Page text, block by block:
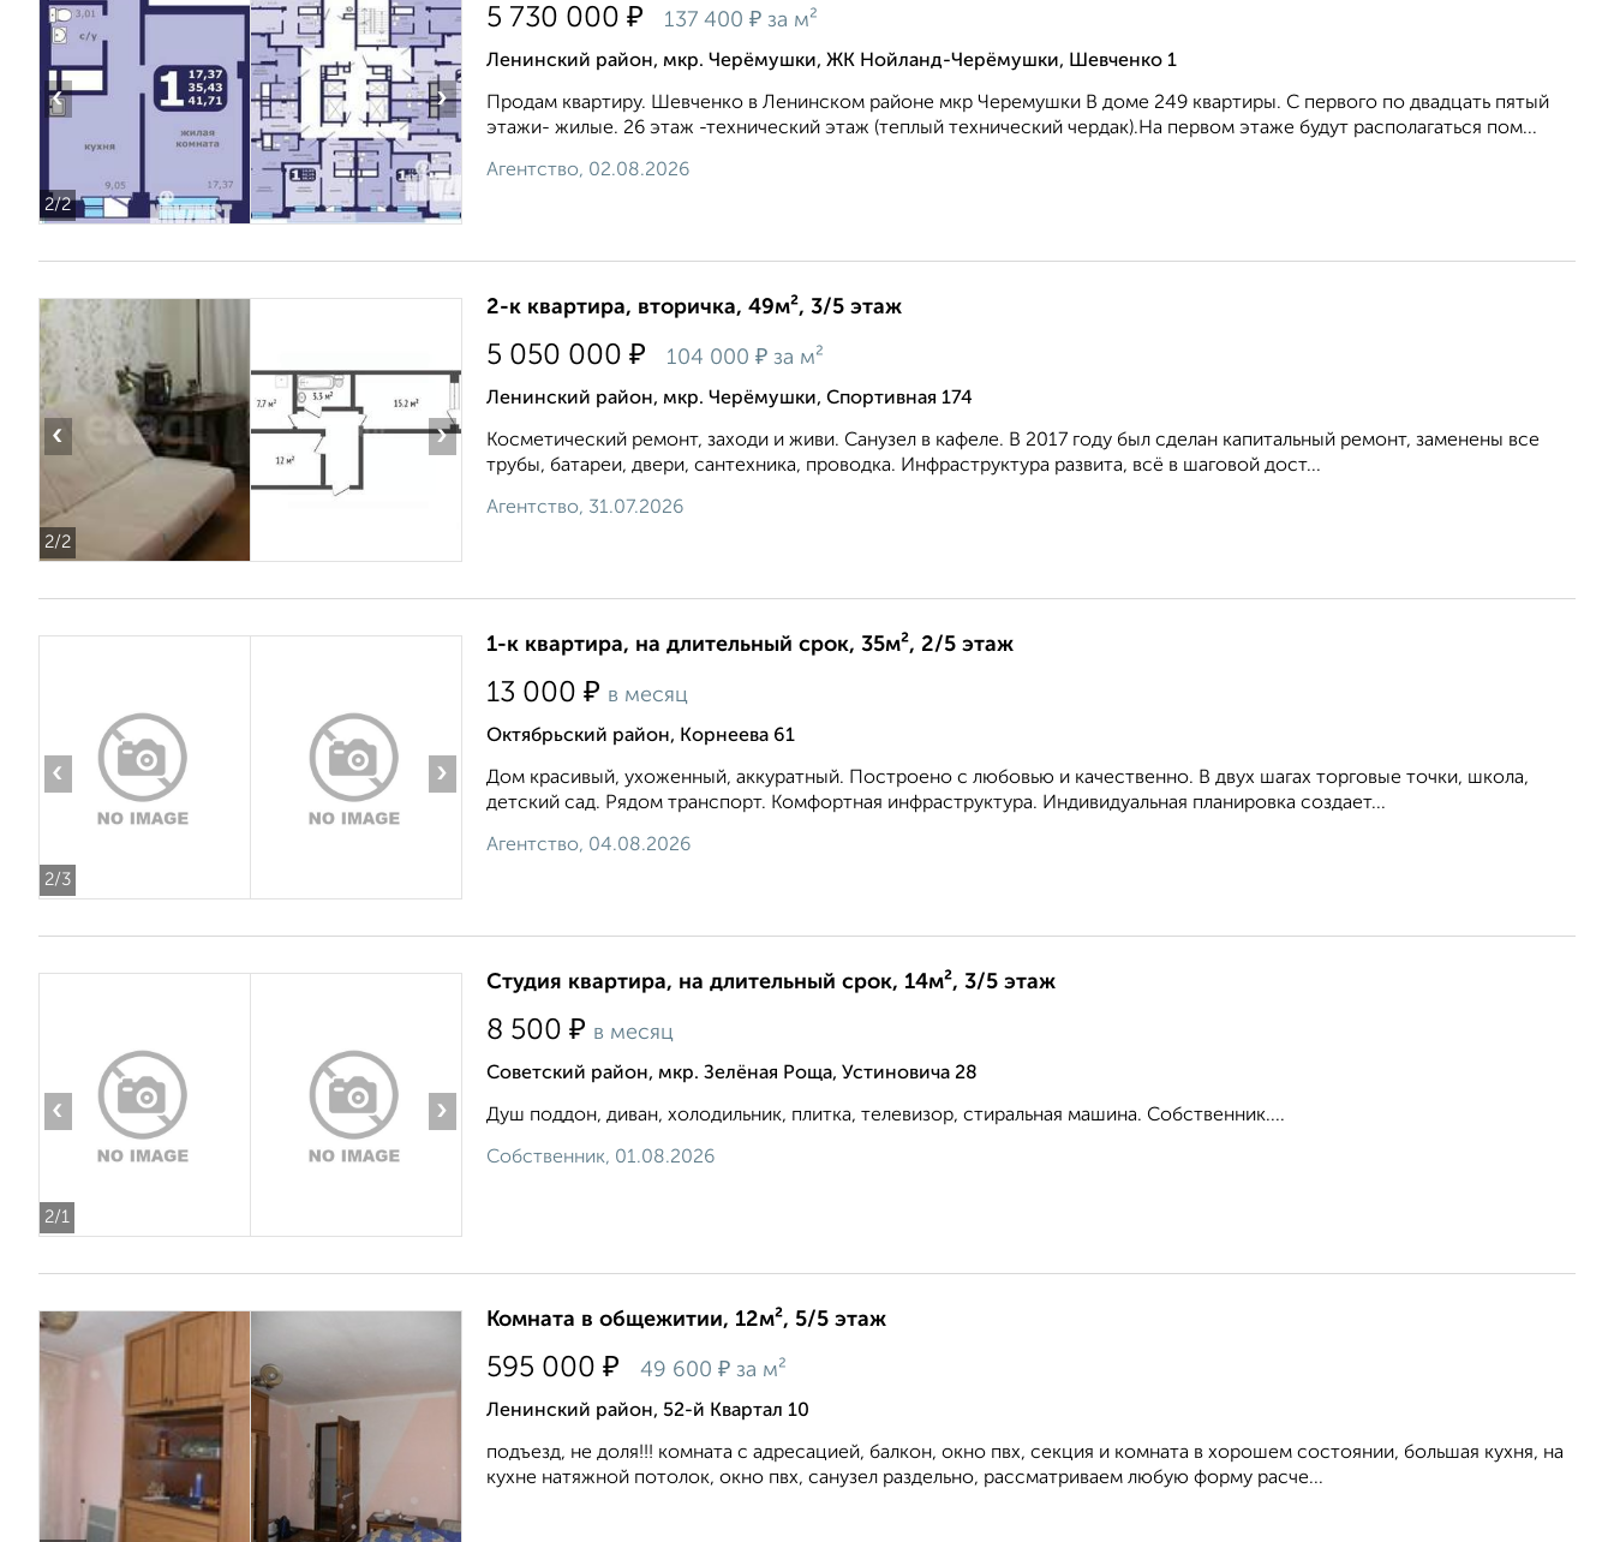
2/2
‹ ›
5 730 000 ₽ 137 400 ₽ за м²
Ленинский район, мкр. Черёмушки, ЖК Нойланд-Черёмушки, Шевченко 1
Продам квартиру. Шевченко в Ленинском районе мкр Черемушки В доме 249 квартиры. С первого по двадцать пятый
этажи- жилые. 26 этаж -технический этаж (теплый технический чердак).На первом этаже будут располагаться пом...
Агентство, 02.08.2026
2/2
‹ ›
2-к квартира, вторичка, 49м², 3/5 этаж
5 050 000 ₽ 104 000 ₽ за м²
Ленинский район, мкр. Черёмушки, Спортивная 174
Косметический ремонт, заходи и живи. Санузел в кафеле. В 2017 году был сделан капитальный ремонт, заменены все
трубы, батареи, двери, сантехника, проводка. Инфраструктура развита, всё в шаговой дост...
Агентство, 31.07.2026
2/3
‹ ›
1-к квартира, на длительный срок, 35м², 2/5 этаж
13 000 ₽ в месяц
Октябрьский район, Корнеева 61
Дом красивый, ухоженный, аккуратный. Построено с любовью и качественно. В двух шагах торговые точки, школа,
детский сад. Рядом транспорт. Комфортная инфраструктура. Индивидуальная планировка создает...
Агентство, 04.08.2026
2/1
‹ ›
Студия квартира, на длительный срок, 14м², 3/5 этаж
8 500 ₽ в месяц
Советский район, мкр. Зелёная Роща, Устиновича 28
Душ поддон, диван, холодильник, плитка, телевизор, стиральная машина. Собственник....
Собственник, 01.08.2026
Комната в общежитии, 12м², 5/5 этаж
595 000 ₽ 49 600 ₽ за м²
Ленинский район, 52-й Квартал 10
подъезд, не доля!!! комната с адресацией, балкон, окно пвх, секция и комната в хорошем состоянии, большая кухня, на
кухне натяжной потолок, окно пвх, санузел раздельно, рассматриваем любую форму расче...